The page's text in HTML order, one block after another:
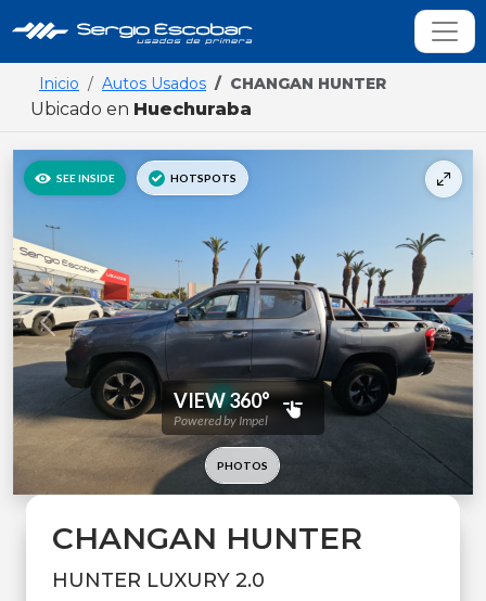
Inicio Autos Usados CHANGAN HUNTER
Ubicado en Huechuraba
Previous Next
CHANGAN HUNTER
HUNTER LUXURY 2.0